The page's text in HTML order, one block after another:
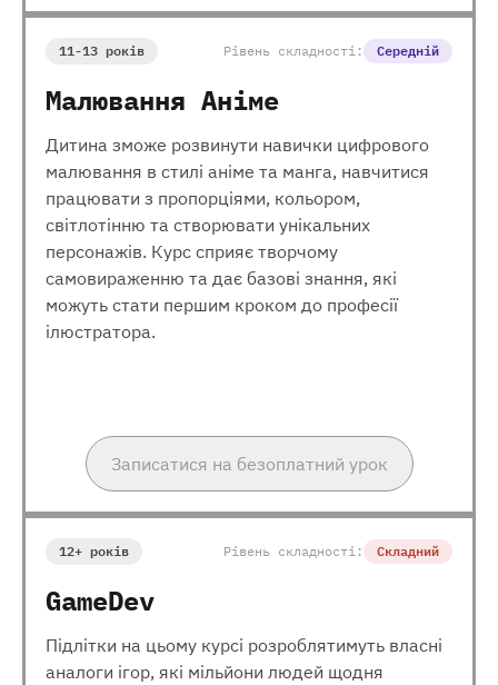
11-13 років Рівень складності: Середній
Малювання Аніме
Дитина зможе розвинути навички цифрового
малювання в стилі аніме та манга, навчитися
працювати з пропорціями, кольором,
світлотінню та створювати унікальних
персонажів. Курс сприяє творчому
самовираженню та дає базові знання, які
можуть стати першим кроком до професії
ілюстратора.
Записатися на безоплатний урок
12+ років Рівень складності: Складний
GameDev
Підлітки на цьому курсі розроблятимуть власні
аналоги ігор, які мільйони людей щодня